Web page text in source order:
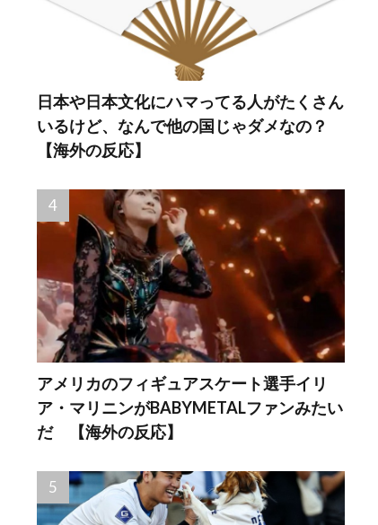
日本や日本文化にハマってる人がたくさん
いるけど、なんで他の国じゃダメなの？
【海外の反応】
アメリカのフィギュアスケート選手イリ
ア・マリニンがBABYMETALファンみたい
だ 【海外の反応】